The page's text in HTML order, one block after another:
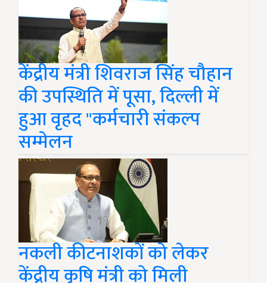
केंद्रीय मंत्री शिवराज सिंह चौहान
की उपस्थिति में पूसा, दिल्ली में
हुआ वृहद "कर्मचारी संकल्प
सम्मेलन
नकली कीटनाशकों को लेकर
केंद्रीय कृषि मंत्री को मिली